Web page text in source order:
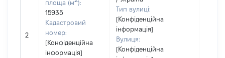
2
площа (м ):
15935
Кадастровий
номер:
[Конфіденційна
інформація]
Тип вулиці:
[Конфіденційна
інформація]
Вулиця:
[Конфіденційна